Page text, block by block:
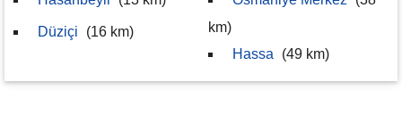
Düziçi (16 km)
km)
Hassa
(49 km)